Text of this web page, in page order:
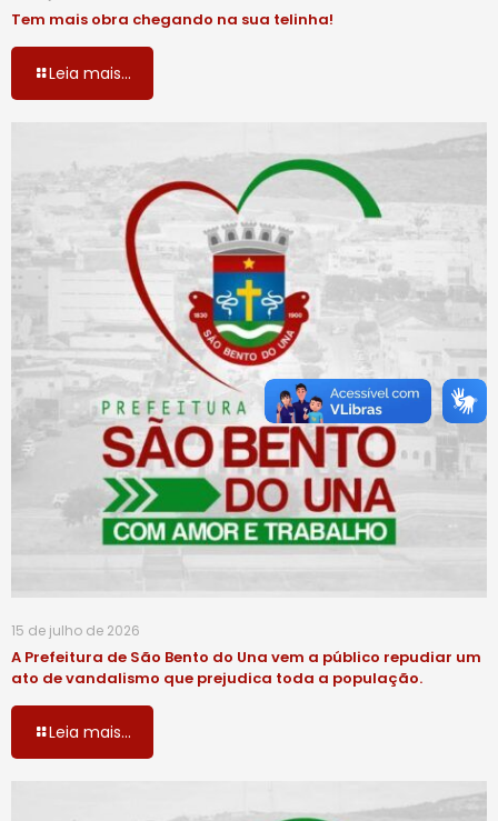
Tem mais obra chegando na sua telinha!
Leia mais...
15 de julho de 2026
A Prefeitura de São Bento do Una vem a público repudiar um
ato de vandalismo que prejudica toda a população.
Leia mais...